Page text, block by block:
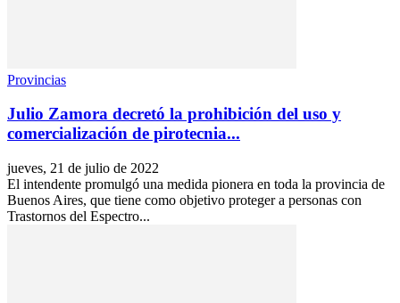
Provincias
Julio Zamora decretó la prohibición del uso y
comercialización de pirotecnia...
jueves, 21 de julio de 2022
El intendente promulgó una medida pionera en toda la provincia de
Buenos Aires, que tiene como objetivo proteger a personas con
Trastornos del Espectro...